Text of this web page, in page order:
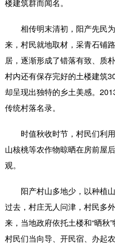
辽宁 吉林
浙江 安徽
山东 河南
多语种频道
English Español
Русский язык
楼建筑群而闻名。
相传明末清初，阳产先民为
来，村民就地取材，采青石铺
居，逐渐形成了错落有致、质
村内还有保存完好的土楼建筑
却呈现出独特的乡土美感。
传统村落名录。
时值秋收时节，村民们利用
山核桃等农作物晾晒在房前屋
观。
阳产村山多地少，以种植山
过去，村庄无人问津，村民多
来，当地政府依托土楼和“晒秋
村民们当向导、开民宿、办起